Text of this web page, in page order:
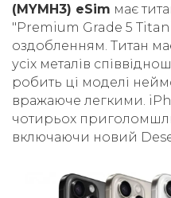
(MYMH3) eSim має
"Premium Grade 5
оздобленням. Титан
усіх металів
робить ці моделі
вражаюче легкими.
чотирьох
включаючи новий